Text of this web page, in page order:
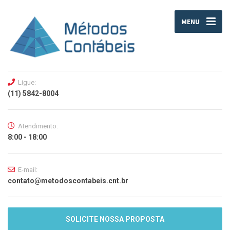
MENU
Ligue:
(11) 5842-8004
Atendimento:
8:00 - 18:00
E-mail:
contato@metodoscontabeis.cnt.br
SOLICITE NOSSA PROPOSTA